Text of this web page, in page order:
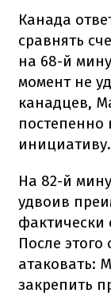
Канада
сравнять
на 68-й
момент не
канадцев,
постепенно
инициативу.
На 82-й
удвоив
фактически
После
атаковать:
закрепить